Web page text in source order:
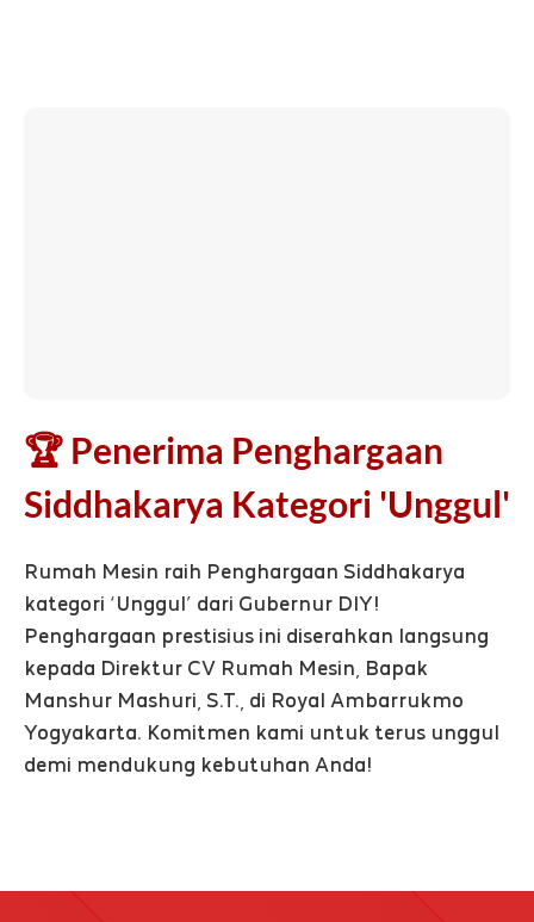
🏆 Penerima Penghargaan
Siddhakarya Kategori 'Unggul'
Rumah Mesin raih Penghargaan Siddhakarya
kategori ‘Unggul’ dari Gubernur DIY!
Penghargaan prestisius ini diserahkan langsung
kepada Direktur CV Rumah Mesin, Bapak
Manshur Mashuri, S.T., di Royal Ambarrukmo
Yogyakarta. Komitmen kami untuk terus unggul
demi mendukung kebutuhan Anda!